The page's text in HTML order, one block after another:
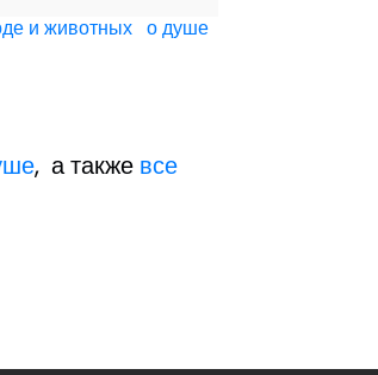
и животных о душе
, а также все